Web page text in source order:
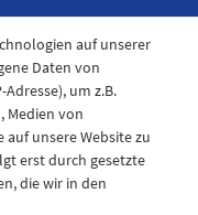
auf unserer
Daten von
um z.B.
Medien von
unsere Website zu
erst durch gesetzte
die wir in den